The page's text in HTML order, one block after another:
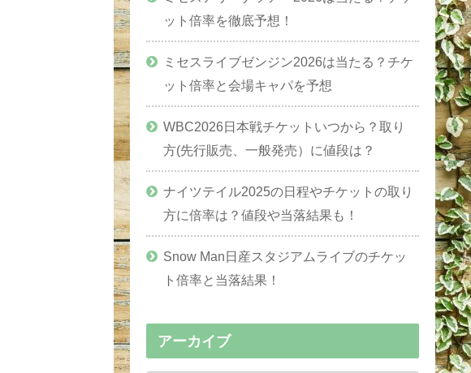
ット倍率を徹底予想！
ミセスライブゼンジン2026は当たる？チケ
ット倍率と会場キャパを予想
WBC2026日本戦チケットいつから？取り
方(先行販売、一般発売）に値段は？
ナイツテイル2025の日程やチケットの取り
方に倍率は？値段や当落結果も！
Snow Man日産スタジアムライブのチケッ
ト倍率と当落結果！
アーカイブ